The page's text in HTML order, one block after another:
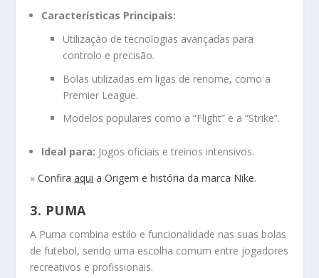
Características Principais:
Utilização de tecnologias avançadas para
controlo e precisão.
Bolas utilizadas em ligas de renome, como a
Premier League.
Modelos populares como a “Flight” e a “Strike”.
Ideal para: Jogos oficiais e treinos intensivos.
»Confiraaqui a Origem e história da marca Nike.
3. PUMA
A Puma combina estilo e funcionalidade nas suas bolas
de futebol, sendo uma escolha comum entre jogadores
recreativos e profissionais.